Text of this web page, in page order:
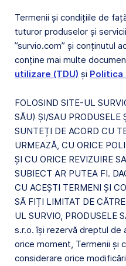
Termenii și condițiile de
tuturor produselor și
”survio.com” și conținutul
conține mai multe
utilizare (TDU) și
FOLOSIND SITE-UL
SĂU) ȘI/SAU PRODUSELE
SUNTEȚI DE ACORD CU
URMEAZĂ, CU ORICE
ȘI CU ORICE REVIZUIRE
SUBIECT AR PUTEA FI.
CU ACEȘTI TERMENI ȘI
SĂ FIȚI LIMITAT DE
UL SURVIO, PRODUSELE
s.r.o. își rezervă dreptul de
orice moment, Termenii și
considerare orice